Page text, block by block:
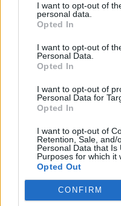
I want to opt-out of
personal data.
Opted In
I want to opt-out of
Personal Data.
Opted In
I want to opt-out of
Personal Data for
Opted In
I want to opt-out of
Retention, Sale, and/
Personal Data that Is
Purposes for which it
Opted Out
CONFIRM
Galinha
Castanha​
Galinha
Galinha
Galinha
Sopeira​
5 Janeiro 2016